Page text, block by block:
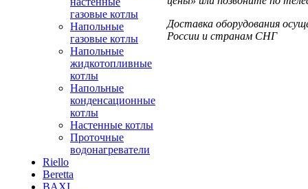
газовые котлы
Напольные
газовые котлы
Напольные
жидкотопливные
котлы
Напольные
конденсационные
котлы
Настенные котлы
Проточные
водонагреватели
Riello
Beretta
BAXI
Доставка оборудования
России и странам СНГ